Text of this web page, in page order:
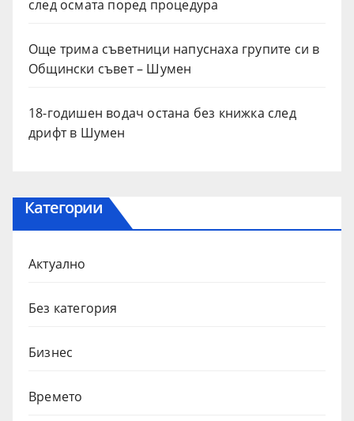
след осмата поред процедура
Още трима съветници напуснаха групите си в
Общински съвет – Шумен
18-годишен водач остана без книжка след
дрифт в Шумен
Категории
Актуално
Без категория
Бизнес
Времето